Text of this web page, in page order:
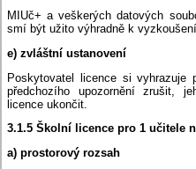
MIUč+ a veškerých datových
smí být užito výhradně k vyzkoušení
e) zvláštní ustanovení
Poskytovatel licence si vyhrazuje
předchozího upozornění zrušit,
licence ukončit.
3.1.5 Školní licence pro 1 učitele
a) prostorový rozsah